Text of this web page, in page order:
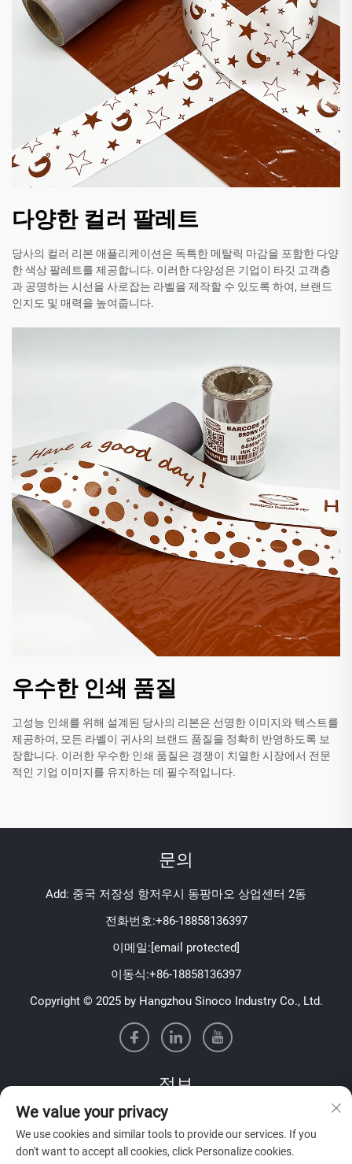
다양한 컬러 팔레트
당사의 컬러 리본 애플리케이션은 독특한 메탈릭 마감을 포함한 다양
한 색상 팔레트를 제공합니다. 이러한 다양성은 기업이 타깃 고객층
과 공명하는 시선을 사로잡는 라벨을 제작할 수 있도록 하여, 브랜드
인지도 및 매력을 높여줍니다.
우수한 인쇄 품질
고성능 인쇄를 위해 설계된 당사의 리본은 선명한 이미지와 텍스트를
제공하여, 모든 라벨이 귀사의 브랜드 품질을 정확히 반영하도록 보
장합니다. 이러한 우수한 인쇄 품질은 경쟁이 치열한 시장에서 전문
적인 기업 이미지를 유지하는 데 필수적입니다.
문의
Add: 중국 저장성 항저우시 동팡마오 상업센터 2동
전화번호:+86-18858136397
이메일:[email protected]
이동식:+86-18858136397
Copyright © 2025 by Hangzhou Sinoco Industry Co., Ltd.
정보
저희 주간 뉴스레터를 받으려면 가입하세요
We value your privacy
We use cookies and similar tools to provide our services. If you
don't want to accept all cookies, click Personalize cookies.